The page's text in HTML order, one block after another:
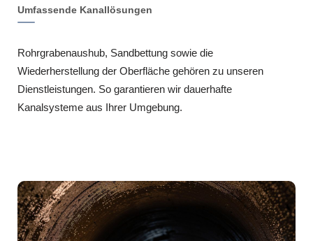
Umfassende Kanallösungen
Rohrgrabenaushub, Sandbettung sowie die
Wiederherstellung der Oberfläche gehören zu unseren
Dienstleistungen. So garantieren wir dauerhafte
Kanalsysteme aus Ihrer Umgebung.